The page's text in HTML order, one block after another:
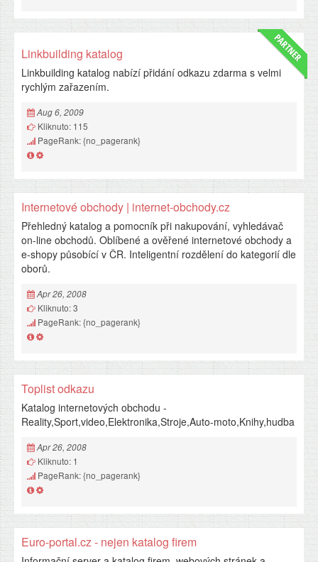
Linkbuilding katalog
Linkbuilding katalog nabízí přidání odkazu zdarma s velmi
rychlým zařazením.
Aug 6, 2009
Kliknuto: 115
PageRank: {no_pagerank}
Internetové obchody | internet-obchody.cz
Přehledný katalog a pomocník při nakupování, vyhledávač
on-line obchodů. Oblíbené a ověřené internetové obchody a
e-shopy působící v ČR. Inteligentní rozdělení do kategorií dle
oborů.
Apr 26, 2008
Kliknuto: 3
PageRank: {no_pagerank}
Toplist odkazu
Katalog internetových obchodu -
Reality,Sport,video,Elektronika,Stroje,Auto-moto,Knihy,hudba
Apr 26, 2008
Kliknuto: 1
PageRank: {no_pagerank}
Euro-portal.cz - nejen katalog firem